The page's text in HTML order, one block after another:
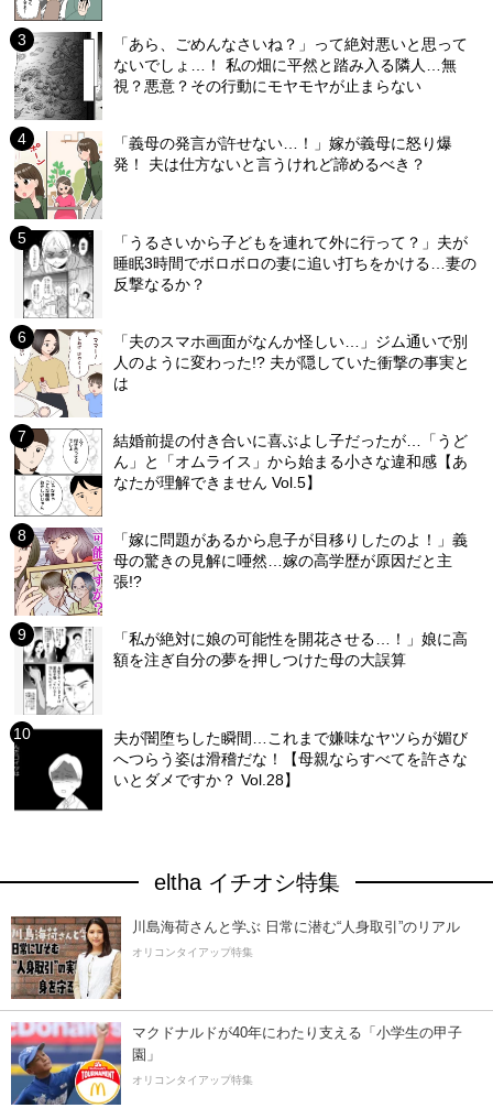
「あら、ごめんなさいね？」って絶対悪いと思って
ないでしょ…！ 私の畑に平然と踏み入る隣人…無
視？悪意？その行動にモヤモヤが止まらない
「義母の発言が許せない…！」嫁が義母に怒り爆
発！ 夫は仕方ないと言うけれど諦めるべき？
「うるさいから子どもを連れて外に行って？」夫が
睡眠3時間でボロボロの妻に追い打ちをかける…妻の
反撃なるか？
「夫のスマホ画面がなんか怪しい…」ジム通いで別
人のように変わった!? 夫が隠していた衝撃の事実と
は
結婚前提の付き合いに喜ぶよし子だったが…「うど
ん」と「オムライス」から始まる小さな違和感【あ
なたが理解できません Vol.5】
「嫁に問題があるから息子が目移りしたのよ！」義
母の驚きの見解に唖然…嫁の高学歴が原因だと主
張!?
「私が絶対に娘の可能性を開花させる…！」娘に高
額を注ぎ自分の夢を押しつけた母の大誤算
夫が闇堕ちした瞬間…これまで嫌味なヤツらが媚び
へつらう姿は滑稽だな！【母親ならすべてを許さな
いとダメですか？ Vol.28】
eltha イチオシ特集
川島海荷さんと学ぶ 日常に潜む“人身取引”のリアル
オリコンタイアップ特集
マクドナルドが40年にわたり支える「小学生の甲子
園」
オリコンタイアップ特集